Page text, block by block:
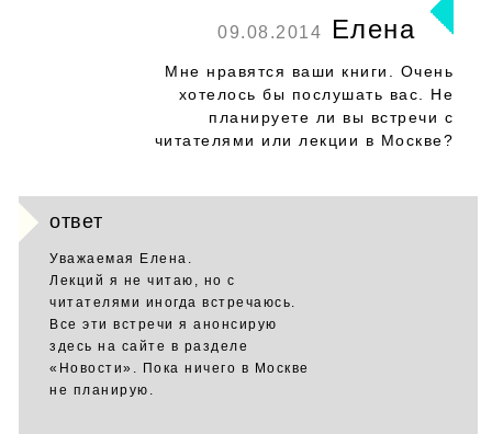
09.08.2014 Елена
Мне нравятся ваши книги. Очень
хотелось бы послушать вас. Не
планируете ли вы встречи с
читателями или лекции в Москве?
ответ
Уважаемая Елена.
Лекций я не читаю, но с
читателями иногда встречаюсь.
Все эти встречи я анонсирую
здесь на сайте в разделе
«Новости». Пока ничего в Москве
не планирую.